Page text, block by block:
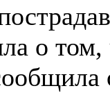
о том,